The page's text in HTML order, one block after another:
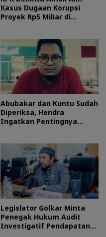
Kasus Dugaan Korupsi
Proyek Rp5 Miliar di
Abubakar dan Kuntu Sudah
Diperiksa, Hendra
Ingatkan Pentingnya
Legislator Golkar Minta
Penegak Hukum Audit
Investigatif Pendapatan